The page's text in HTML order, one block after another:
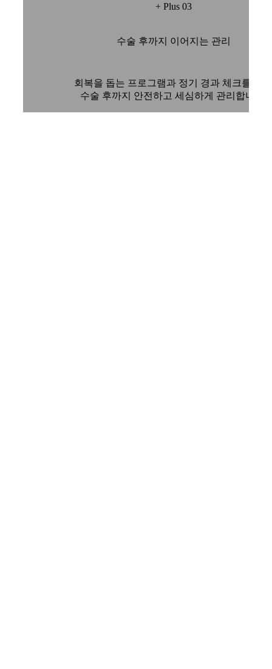
+ Plus 03
수술 후까지 이어지는 관리
회복을 돕는 프로그램과 정기 경과 체크를 통
수술 후까지 안전하고 세심하게 관리합니다.